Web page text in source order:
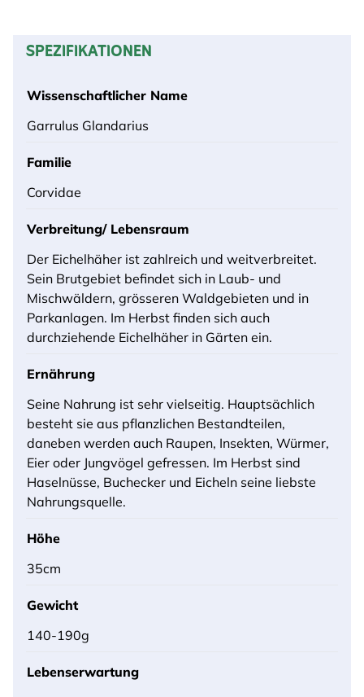
SPEZIFIKATIONEN
Wissenschaftlicher Name
Garrulus Glandarius
Familie
Corvidae
Verbreitung/ Lebensraum
Der Eichelhäher ist zahlreich und weitverbreitet.
Sein Brutgebiet befindet sich in Laub- und
Mischwäldern, grösseren Waldgebieten und in
Parkanlagen. Im Herbst finden sich auch
durchziehende Eichelhäher in Gärten ein.
Ernährung
Seine Nahrung ist sehr vielseitig. Hauptsächlich
besteht sie aus pflanzlichen Bestandteilen,
daneben werden auch Raupen, Insekten, Würmer,
Eier oder Jungvögel gefressen. Im Herbst sind
Haselnüsse, Buchecker und Eicheln seine liebste
Nahrungsquelle.
Höhe
35cm
Gewicht
140-190g
Lebenserwartung